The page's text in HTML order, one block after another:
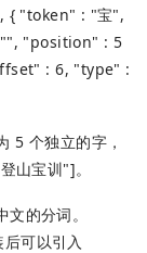
{ "token" : "宝",
"position" : 5
: 6, "type" :
5 个独立的字，
山宝训"]。
的分词。
可以引入